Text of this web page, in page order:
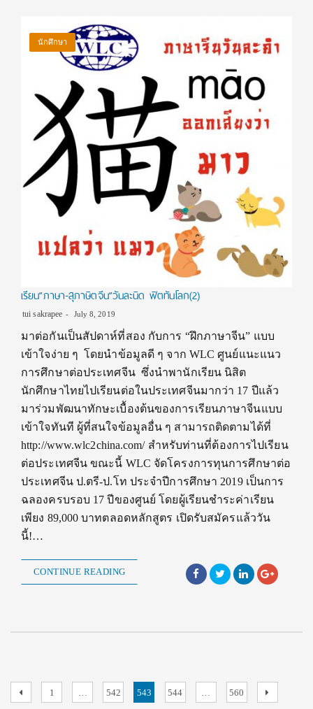
นักศึกษา
เรียน”ภาษา-สุภาษิตจีน”วันละนิด ฟิตทันโลก(2)
tui sakrapee July 8, 2019
มาต่อกันเป็นสัปดาห์ที่สอง กับการ “ฝึกภาษาจีน” แบบ
เข้าใจง่าย ๆ โดยนำข้อมูลดี ๆ จาก WLC ศูนย์แนะแนว
การศึกษาต่อประเทศจีน ซึ่งนำพานักเรียน นิสิต
นักศึกษาไทยไปเรียนต่อในประเทศจีนมากว่า 17 ปีแล้ว
มาร่วมพัฒนาทักษะเบื้องต้นของการเรียนภาษาจีนแบบ
เข้าใจทันที ผู้ที่สนใจข้อมูลอื่น ๆ สามารถติดตามได้ที่
http://www.wlc2china.com/ สำหรับท่านที่ต้องการไปเรียน
ต่อประเทศจีน ขณะนี้ WLC จัดโครงการทุนการศึกษาต่อ
ประเทศจีน ป.ตรี-ป.โท ประจำปีการศึกษา 2019 เป็นการ
ฉลองครบรอบ 17 ปีของศูนย์ โดยผู้เรียนชำระค่าเรียน
เพียง 89,000 บาทตลอดหลักสูตร เปิดรับสมัครแล้ววัน
นี้!…
CONTINUE READING
Posts
PreviousPage
1 … Page
542 Page
543 Page
544 … Page
560